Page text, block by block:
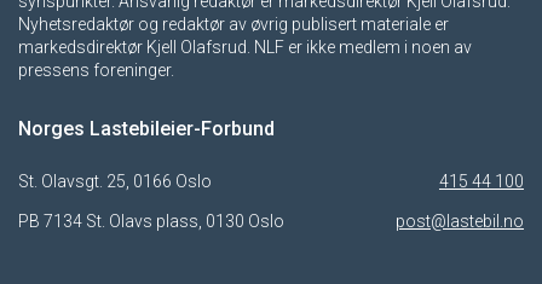
Nyhetsredaktør og redaktør av øvrig publisert materiale er
markedsdirektør Kjell Olafsrud. NLF er ikke medlem i noen av
pressens foreninger.
Norges Lastebileier-Forbund
St. Olavsgt. 25, 0166 Oslo
PB 7134 St. Olavs plass, 0130 Oslo
415 44 100
post@lastebil.no